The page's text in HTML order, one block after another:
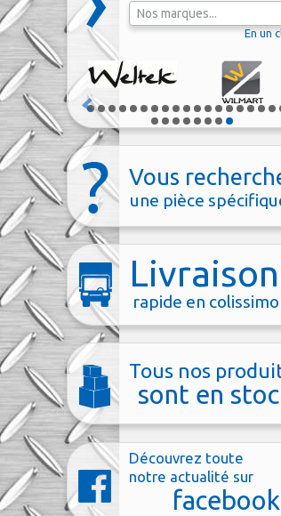
En un
Vous
une pièce
Livraison
rapide en colissimo
Tous nos
sont en
Découvrez toute
notre actualité sur
facebook